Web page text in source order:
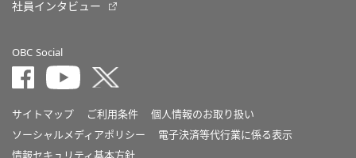
社員インタビュー
OBC Social
サイトマップ ご利用条件
個人情報のお取り扱い
ソーシャルメディアポリシー
電子決済等代行業に係る表示
情報セキュリティ基本方針